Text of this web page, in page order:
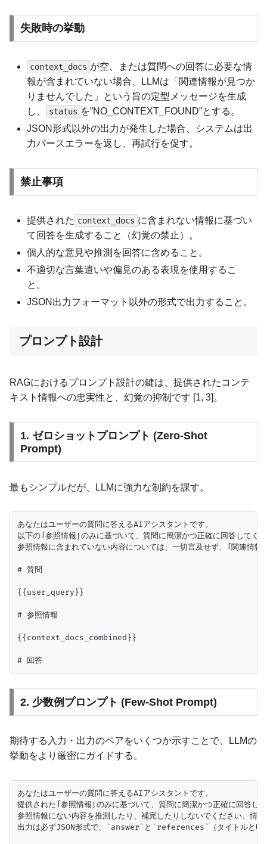
失敗時の挙動
context_docs が空、または質問への回答に必要な情
報が含まれていない場合、LLMは「関連情報が見つか
りませんでした」という旨の定型メッセージを生成
し、
status を”NO_CONTEXT_FOUND”とする。
JSON形式以外の出力が発生した場合、システムは出
力パースエラーを返し、再試行を促す。
禁止事項
提供された context_docs に含まれない情報に基づい
て回答を生成すること（幻覚の禁止）。
個人的な意見や推測を回答に含めること。
不適切な言葉遣いや偏見のある表現を使用するこ
と。
JSON出力フォーマット以外の形式で出力すること。
プロンプト設計
RAGにおけるプロンプト設計の鍵は、提供されたコンテ
キスト情報への忠実性と、幻覚の抑制です [1, 3]。
1. ゼロショットプロンプト (Zero-Shot
Prompt)
最もシンプルだが、LLMに強力な制約を課す。
あなたはユーザーの質問に答えるAIアシスタントです。
以下の「参照情報」のみに基づいて、質問に簡潔かつ正確に回答してく
参照情報に含まれていない内容については、一切言及せず、「関連情
# 質問
{{user_query}}
# 参照情報
{{context_docs_combined}}
2. 少数例プロンプト (Few-Shot Prompt)
期待する入力・出力のペアをいくつか示すことで、LLMの
挙動をより厳密にガイドする。
あなたはユーザーの質問に答えるAIアシスタントです。
提供された「参照情報」のみに基づいて、質問に簡潔かつ正確に回答し
参照情報にない内容を推測したり、補完したりしないでください。情
出力は必ずJSON形式で、`answer`と`references`（タイトルと